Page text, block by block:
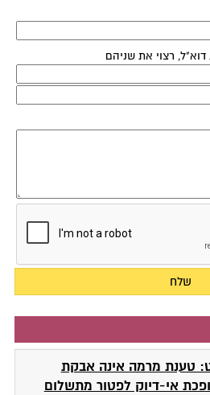
רצוי את שניהם
טענת מרמה אינה אבקת
אי-דיוק לפטור מתשלום